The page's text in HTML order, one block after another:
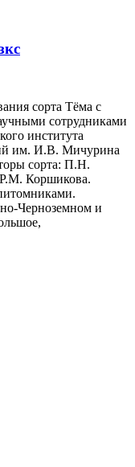
сорта Тёма с
сотрудниками
института
им. И.В. Мичурина
сорта: П.Н.
Коршикова.
Черноземном и